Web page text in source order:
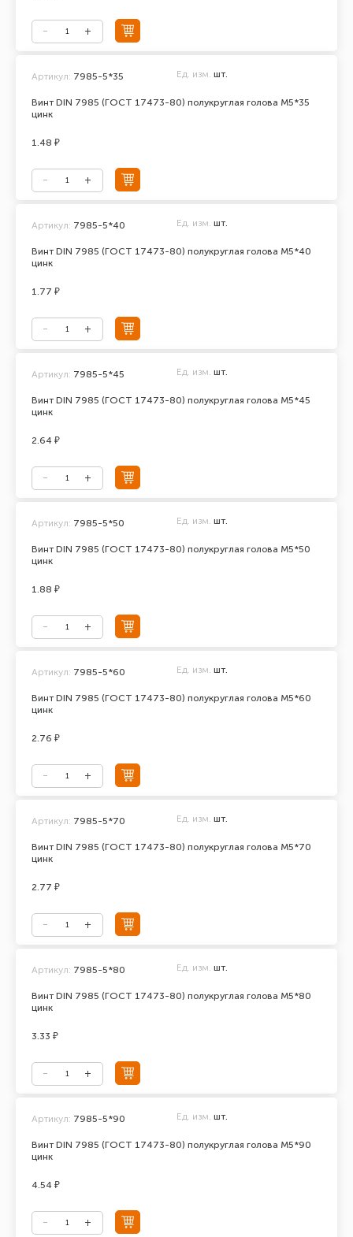
Винт DIN 7985 (ГОСТ 17473-80) полукруглая голова М5*35
цинк
Артикул: 7985-5*35 Ед. изм. шт.
1.48 ₽
Винт DIN 7985 (ГОСТ 17473-80) полукруглая голова М5*40
цинк
Артикул: 7985-5*40 Ед. изм. шт.
1.77 ₽
Винт DIN 7985 (ГОСТ 17473-80) полукруглая голова М5*45
цинк
Артикул: 7985-5*45 Ед. изм. шт.
2.64 ₽
Винт DIN 7985 (ГОСТ 17473-80) полукруглая голова М5*50
цинк
Артикул: 7985-5*50 Ед. изм. шт.
1.88 ₽
Винт DIN 7985 (ГОСТ 17473-80) полукруглая голова М5*60
цинк
Артикул: 7985-5*60 Ед. изм. шт.
2.76 ₽
Винт DIN 7985 (ГОСТ 17473-80) полукруглая голова М5*70
цинк
Артикул: 7985-5*70 Ед. изм. шт.
2.77 ₽
Винт DIN 7985 (ГОСТ 17473-80) полукруглая голова М5*80
цинк
Артикул: 7985-5*80 Ед. изм. шт.
3.33 ₽
Винт DIN 7985 (ГОСТ 17473-80) полукруглая голова М5*90
цинк
Артикул: 7985-5*90 Ед. изм. шт.
4.54 ₽